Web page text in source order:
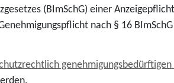
(BImSchG) einer
nach § 16